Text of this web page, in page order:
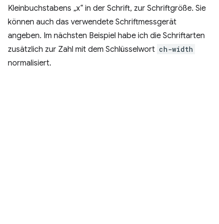
Kleinbuchstabens „x“ in der Schrift, zur Schriftgröße. Sie
können auch das verwendete Schriftmessgerät
angeben. Im nächsten Beispiel habe ich die Schriftarten
zusätzlich zur Zahl mit dem Schlüsselwort ch-width
normalisiert.